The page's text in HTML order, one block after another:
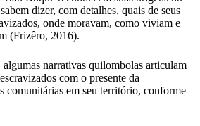
dizer, com detalhes, quais de seus
onde moravam, como viviam e
(Frizêro, 2016).
algumas narrativas quilombolas articulam
com o presente da
comunitárias em seu território, conforme